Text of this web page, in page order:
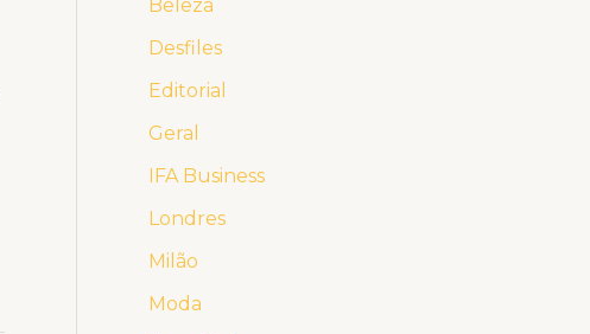
Beleza
Desfiles
Editorial
Geral
IFA Business
Londres
Milão
Moda